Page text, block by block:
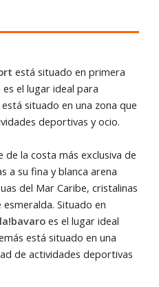
está situado en primera
el lugar ideal para
situado en una zona que
deportivas y ocio.
la costa más exclusiva de
a su fina y blanca arena
del Mar Caribe, cristalinas
Situado en
es el lugar ideal
está situado en una
de actividades deportivas